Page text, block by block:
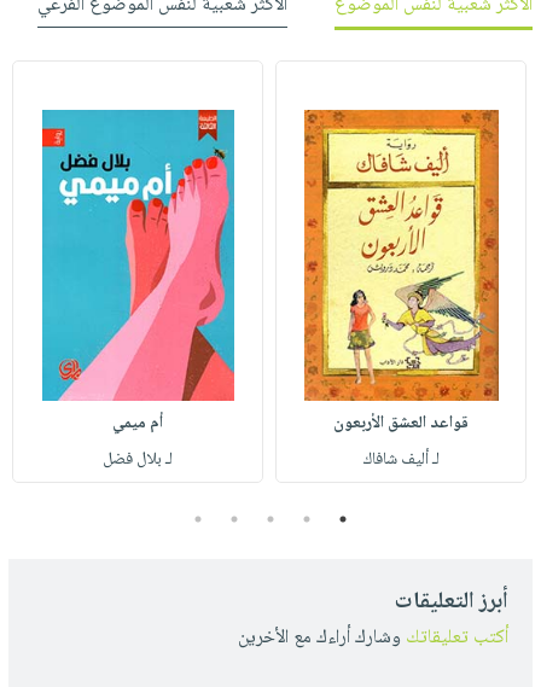
قواعد العشق الأربعون
لـ أليف شافاك
أم ميمي
لـ بلال فضل
1
2
3
4
5
أبرز التعليقات
أكتب تعليقاتك وشارك أراءك مع الأخرين